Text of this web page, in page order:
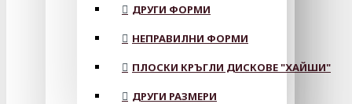
ДРУГИ ФОРМИ
НЕПРАВИЛНИ ФОРМИ
ПЛОСКИ КРЪГЛИ ДИСКОВЕ "ХАЙШИ"
ДРУГИ РАЗМЕРИ